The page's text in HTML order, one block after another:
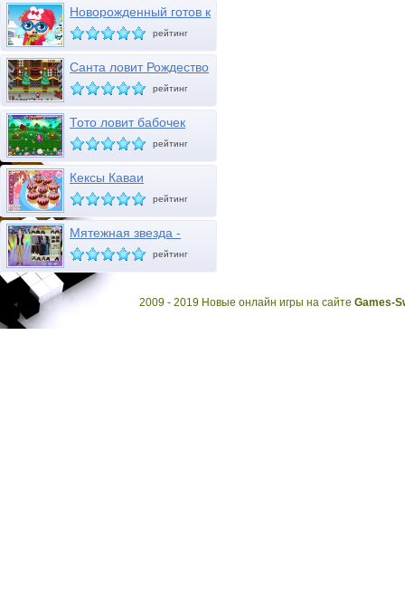
Новорожденный готов к
зиме
рейтинг
Санта ловит Рождество
рейтинг
Тото ловит бабочек
рейтинг
Кексы Каваи
рейтинг
Мятежная звезда -
Диего
рейтинг
2009 - 2019 Новые онлайн игры на сайте Games-